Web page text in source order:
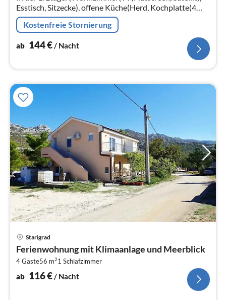
Esstisch, Sitzecke), offene Küche(Herd, Kochplatte(4
Kochplatten, Ceranfeld)
Kostenfreie Stornierung
ab 144€/ Nacht
Starigrad
Ferienwohnung mit Klimaanlage und Meerblick
4 Gäste56 m21 Schlafzimmer
ab 116€ / Nacht